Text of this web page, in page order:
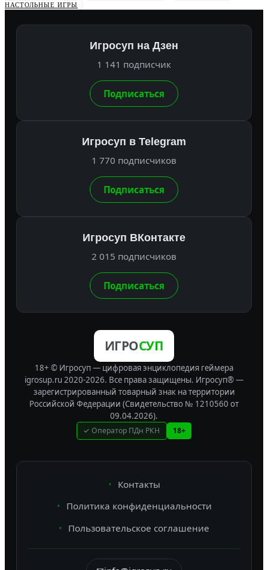
НАСТОЛЬНЫЕ ИГРЫ
Игросуп на Дзен
1 141 подписчик
Подписаться
Игросуп в Telegram
1 770 подписчиков
Подписаться
Игросуп ВКонтакте
2 015 подписчиков
Подписаться
ИГРОСУП
18+ © Игросуп — цифровая энциклопедия геймера
igrosup.ru 2020-2026. Все права защищены. Игросуп® —
зарегистрированный товарный знак на территории
Российской Федерации (Свидетельство № 1210560 от
09.04.2026).
✓ Оператор ПДн РКН 18+
Контакты
Политика конфиденциальности
Пользовательское соглашение